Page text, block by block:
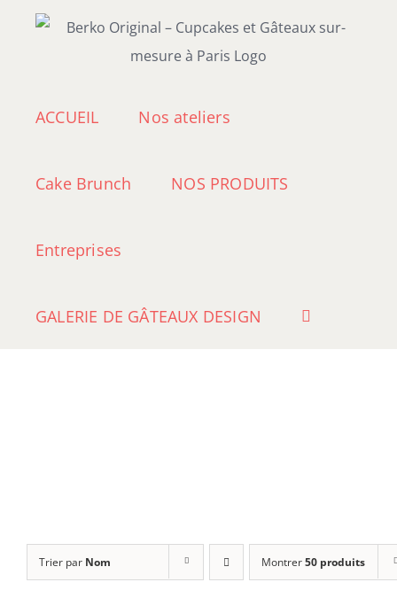
Passer
ACCUEIL Nos ateliers
Cake Brunch NOS PRODUITS
Entreprises
GALERIE DE GÂTEAUX DESIGN
Trier par Nom Montrer50 produits